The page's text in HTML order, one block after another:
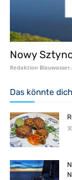
Nowy
Redaktion
Das könnte